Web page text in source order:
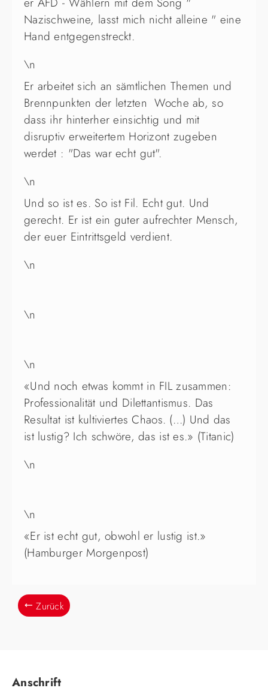
Nazischweine, lasst mich nicht alleine " eine
Hand entgegenstreckt.
\n
Er arbeitet sich an sämtlichen Themen und
Brennpunkten der letzten Woche ab, so
dass ihr hinterher einsichtig und mit
disruptiv erweitertem Horizont zugeben
werdet : "Das war echt gut".
\n
Und so ist es. So ist Fil. Echt gut. Und
gerecht. Er ist ein guter aufrechter Mensch,
der euer Eintrittsgeld verdient.
\n
\n
\n
«Und noch etwas kommt in FIL zusammen:
Professionalität und Dilettantismus. Das
Resultat ist kultiviertes Chaos. (…) Und das
ist lustig? Ich schwöre, das ist es.» (Titanic)
\n
\n
«Er ist echt gut, obwohl er lustig ist.»
(Hamburger Morgenpost)
Zurück
Anschrift